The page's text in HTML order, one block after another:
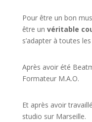
Pour être un bon
être un véritable
s’adapter à toutes
Après avoir été
Formateur M.A.O.
Et après avoir
studio sur Marseille.